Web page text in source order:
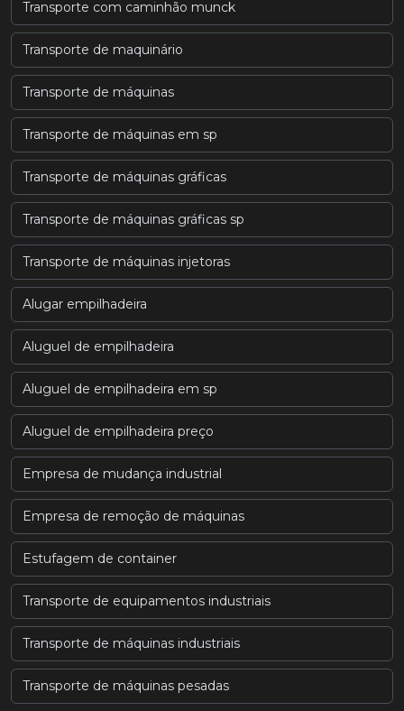
Transporte com caminhão munck
Transporte de maquinário
Transporte de máquinas
Transporte de máquinas em sp
Transporte de máquinas gráficas
Transporte de máquinas gráficas sp
Transporte de máquinas injetoras
Alugar empilhadeira
Aluguel de empilhadeira
Aluguel de empilhadeira em sp
Aluguel de empilhadeira preço
Empresa de mudança industrial
Empresa de remoção de máquinas
Estufagem de container
Transporte de equipamentos industriais
Transporte de máquinas industriais
Transporte de máquinas pesadas